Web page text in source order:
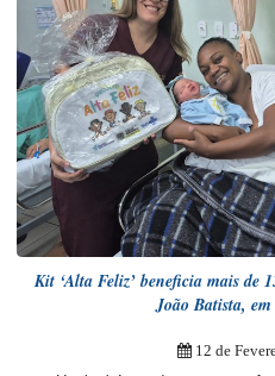
Kit ‘Alta Feliz’ beneficia mais de
João Batista,
12 de